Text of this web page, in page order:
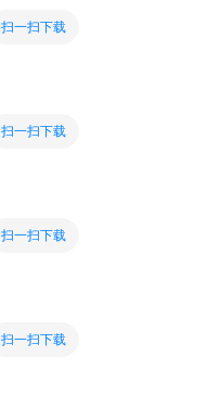
扫一扫下载
扫一扫下载
扫一扫下载
扫一扫下载